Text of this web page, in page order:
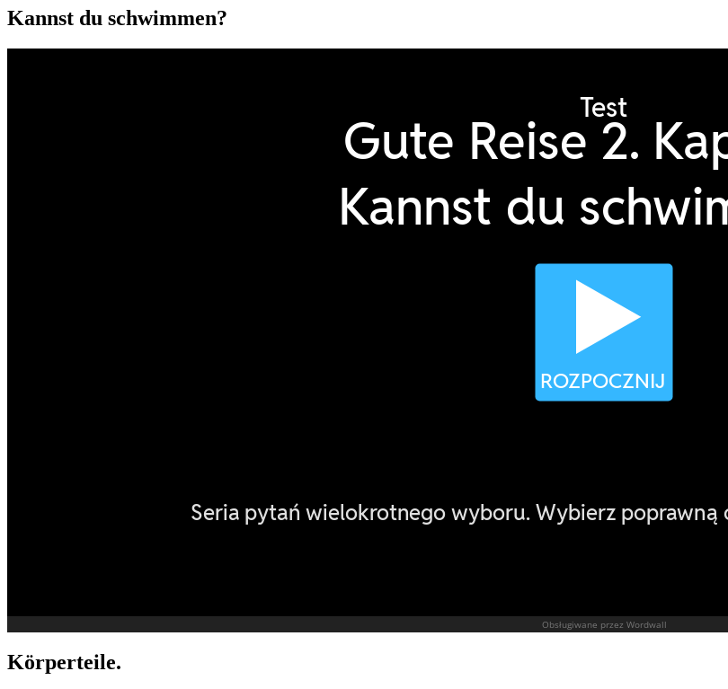
Kannst du schwimmen?
Körperteile.